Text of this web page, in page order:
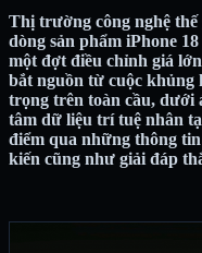
Thị trường công nghệ
dòng sản phẩm iPhone
một đợt điều chỉnh giá
bắt nguồn từ cuộc khủng
trọng trên toàn cầu, dưới
tâm dữ liệu trí tuệ nhân
điểm qua những thông
kiến cũng như giải đáp